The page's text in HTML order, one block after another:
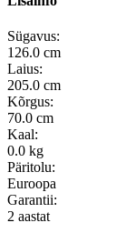
Sügavus:
126.0 cm
Laius:
205.0 cm
Kõrgus:
70.0 cm
Kaal:
0.0 kg
Päritolu:
Euroopa
Garantii:
2 aastat